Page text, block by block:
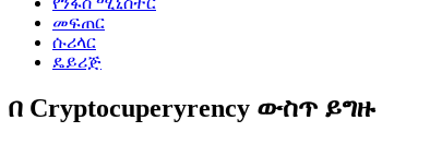
መፍጠር
ሱሪላር
ዴይሪጅ
በ Cryptocuperyrency ውስጥ ይግዙ